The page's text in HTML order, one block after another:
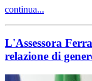
continua...
L'Assessora
relazione di